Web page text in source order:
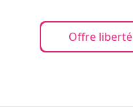
Offre liberté